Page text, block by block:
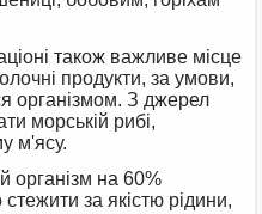
також важливе місце
продукти, за умови,
організмом. З джерел
морській рибі,
м'ясу.
організм на 60%
за якістю рідини,